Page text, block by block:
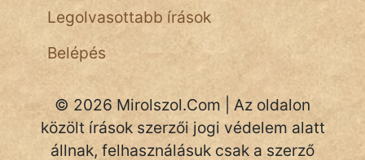
Legolvasottabb írások
Belépés
© 2026 Mirolszol.Com | Az oldalon
közölt írások szerzői jogi védelem alatt
állnak, felhasználásuk csak a szerző